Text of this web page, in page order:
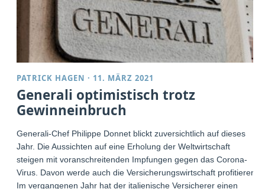
PATRICK HAGEN · 11. MÄRZ 2021
Generali optimistisch trotz
Gewinneinbruch
Generali-Chef Philippe Donnet blickt zuversichtlich auf dieses
Jahr. Die Aussichten auf eine Erholung der Weltwirtschaft
steigen mit voranschreitenden Impfungen gegen das Corona-
Virus. Davon werde auch die Versicherungswirtschaft profitieren.
Im vergangenen Jahr hat der italienische Versicherer einen